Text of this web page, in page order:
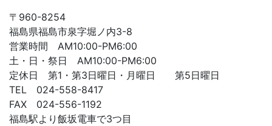
〒960-8254
福島県福島市泉字堀ノ内3-8
営業時間 AM10:00-PM6:00
土・日・祭日 AM10:00-PM6:00
定休日 第1・第3日曜日・月曜日 第5日曜日
TEL 024-558-8417
FAX 024-556-1192
福島駅より飯坂電車で3つ目